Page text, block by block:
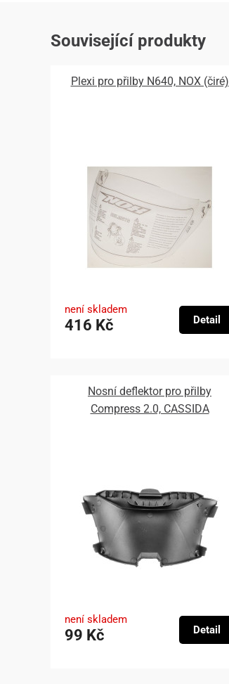
Související produkty
Plexi pro přilby N640, NOX (čiré)
není skladem
416 Kč Detail
Nosní deflektor pro přilby
Compress 2.0, CASSIDA
není skladem
99 Kč Detail